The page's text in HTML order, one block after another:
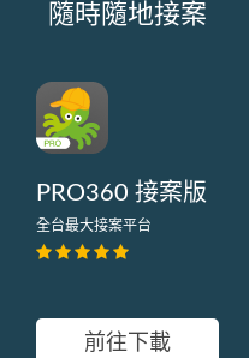
隨時隨地接案
PRO360 接案版
全台最大接案平台
前往下載